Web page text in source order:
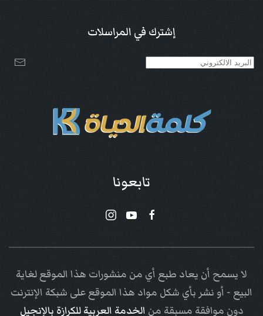
إشترك في المراسلات
تابعونا
لا يسمح أن يعاد طبع أي من منشورات هذا الموقع لغاية
البيع - أو نشر بأي شكل مواد هذا الموقع على شبكة الإنترنت
دون موافقة مسبقة من الخدمة العربية للكرازة بالإنجيل